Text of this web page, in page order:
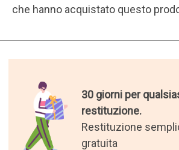
che hanno acquistato questo
30 giorni per
restituzione.
Restituzione
gratuita